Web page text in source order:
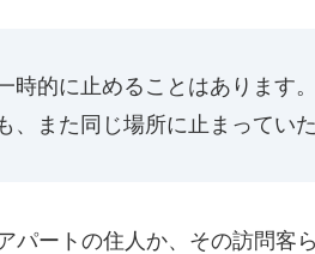
時的に止めることはあります
、また同じ場所に止まっていた
パートの住人か、その訪問客